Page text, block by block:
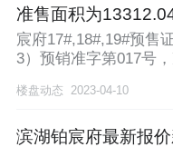
准售面积为
宸府17#,18#,19#预售
3）预销准字第017号
楼盘动态 2023-04-10
滨湖铂宸府最新报